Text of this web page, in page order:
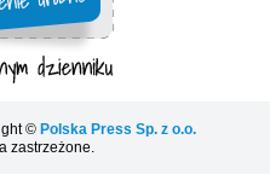
© Polska Press Sp. z o.o.
zastrzeżone.